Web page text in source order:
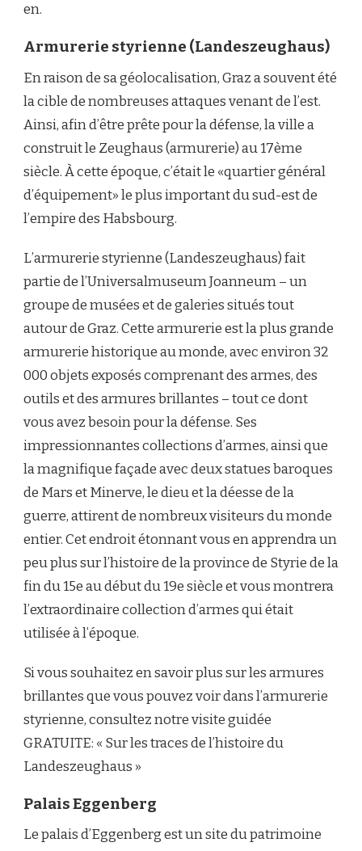
en.
Armurerie styrienne (Landeszeughaus)
En raison de sa géolocalisation, Graz a souvent été
la cible de nombreuses attaques venant de l’est.
Ainsi, afin d’être prête pour la défense, la ville a
construit le Zeughaus (armurerie) au 17ème
siècle. À cette époque, c’était le «quartier général
d’équipement» le plus important du sud-est de
l’empire des Habsbourg.
L’armurerie styrienne (Landeszeughaus) fait
partie de l’Universalmuseum Joanneum – un
groupe de musées et de galeries situés tout
autour de Graz. Cette armurerie est la plus grande
armurerie historique au monde, avec environ 32
000 objets exposés comprenant des armes, des
outils et des armures brillantes – tout ce dont
vous avez besoin pour la défense. Ses
impressionnantes collections d’armes, ainsi que
la magnifique façade avec deux statues baroques
de Mars et Minerve, le dieu et la déesse de la
guerre, attirent de nombreux visiteurs du monde
entier. Cet endroit étonnant vous en apprendra un
peu plus sur l’histoire de la province de Styrie de la
fin du 15e au début du 19e siècle et vous montrera
l’extraordinaire collection d’armes qui était
utilisée à l’époque.
Si vous souhaitez en savoir plus sur les armures
brillantes que vous pouvez voir dans l’armurerie
styrienne, consultez notre visite guidée
GRATUITE: « Sur les traces de l’histoire du
Landeszeughaus »
Palais Eggenberg
Le palais d’Eggenberg est un site du patrimoine